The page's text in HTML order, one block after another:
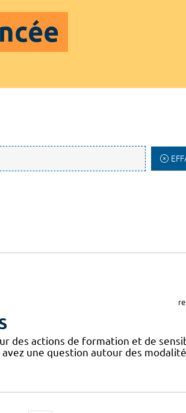
des actions de formation et de
une question autour des